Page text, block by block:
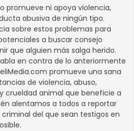
promueve ni apoya violencia,
abusiva de ningún tipo.
sobre estos problemas para
a buscar consejo
que alguien más salga herido.
en contra de lo anteriormente
promueve una sana
de violencia, abuso,
crueldad animal que beneficie a
alentamos a todos a reportar
del que sean testigos en